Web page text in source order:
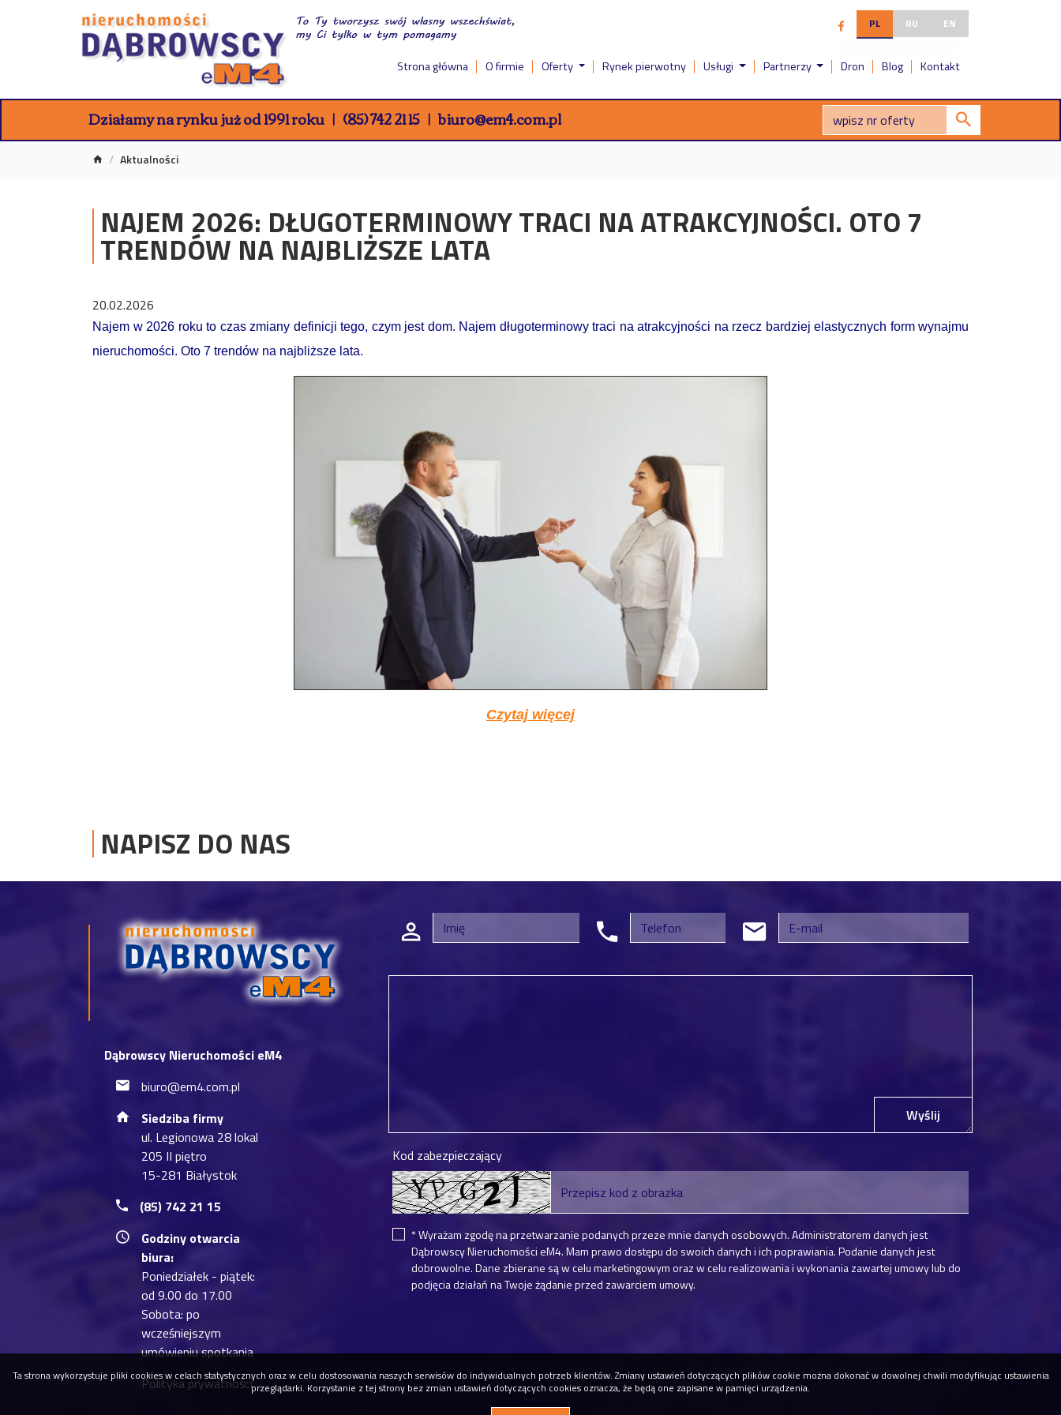
PL RU EN
Strona główna O firmie Oferty Rynek pierwotny Usługi Partnerzy Dron Blog Kontakt
Działamy na rynku już od 1991 roku (85) 742 21 15 biuro@em4.com.pl
Aktualności
NAJEM 2026: DŁUGOTERMINOWY TRACI NA ATRAKCYJNOŚCI. OTO 7
TRENDÓW NA NAJBLIŻSZE LATA
20.02.2026
Najem w 2026 roku to czas zmiany definicji tego, czym jest dom. Najem długoterminowy traci na atrakcyjności na rzecz bardziej elastycznych form wynajmu
nieruchomości. Oto 7 trendów na najbliższe lata.
Czytaj więcej
NAPISZ DO NAS
Dąbrowscy Nieruchomości eM4
biuro@em4.com.pl
Siedziba firmy
ul. Legionowa 28 lokal
205 II piętro
15-281 Białystok
(85) 742 21 15
Godziny otwarcia
biura:
Poniedziałek - piątek:
od 9.00 do 17.00
Sobota: po
wcześniejszym
umówieniu spotkania
Polityka prywatności
Wyślij
Kod zabezpieczający
* Wyrażam zgodę na przetwarzanie podanych przeze mnie danych osobowych. Administratorem danych jest
Dąbrowscy Nieruchomości eM4. Mam prawo dostępu do swoich danych i ich poprawiania. Podanie danych jest
dobrowolne. Dane zbierane są w celu marketingowym oraz w celu realizowania i wykonania zawartej umowy lub do
podjęcia działań na Twoje żądanie przed zawarciem umowy.
Ta strona wykorzystuje pliki cookies w celach statystycznych oraz w celu dostosowania naszych serwisów do indywidualnych potrzeb klientów. Zmiany ustawień dotyczących plików cookie można dokonać w dowolnej chwili modyfikując ustawienia
przeglądarki. Korzystanie z tej strony bez zmian ustawień dotyczących cookies oznacza, że będą one zapisane w pamięci urządzenia.